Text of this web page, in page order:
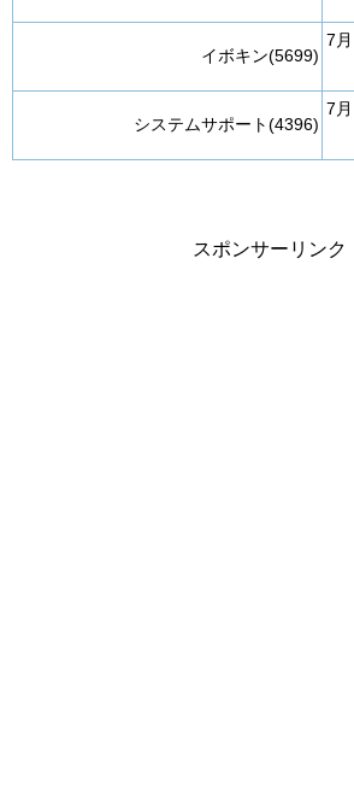
イボキン(5699)
7
システムサポート(4396)
7
スポンサーリンク